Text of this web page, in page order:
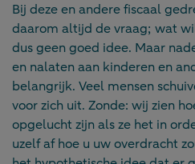
Bij deze en andere fiscaal
daarom altijd de vraag; wat
dus geen goed idee. Maar
en nalaten aan kinderen en
belangrijk. Veel mensen
voor zich uit. Zonde: wij zien
opgelucht zijn als ze het in
uzelf af hoe u uw overdracht